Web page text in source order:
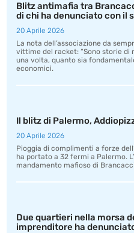
Blitz antimafia tra
di chi ha denunciato con il
20 Aprile 2026
La nota dell’associazione da
vittime del racket: “Sono storie di
una volta, quanto sia
economici.
Il blitz di Palermo,
20 Aprile 2026
Pioggia di complimenti a forze
ha portato a 32 fermi a Palermo.
mandamento mafioso di
Due quartieri nella morsa
imprenditore ha